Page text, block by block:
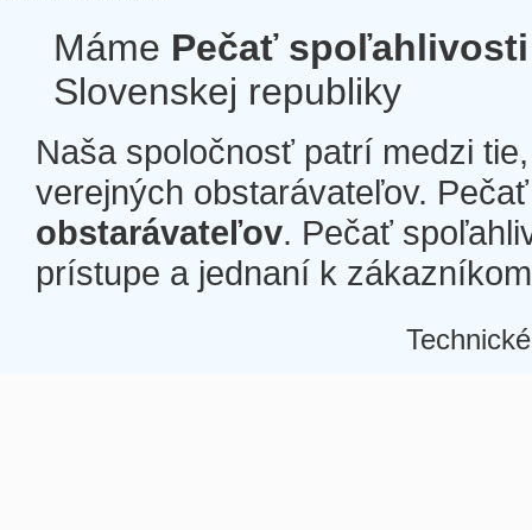
Máme Pečať spoľahlivosti
Slovenskej republiky
Naša spoločnosť patrí medzi
verejných obstarávateľov.
obstarávateľov. Pečať
prístupe a jednaní k